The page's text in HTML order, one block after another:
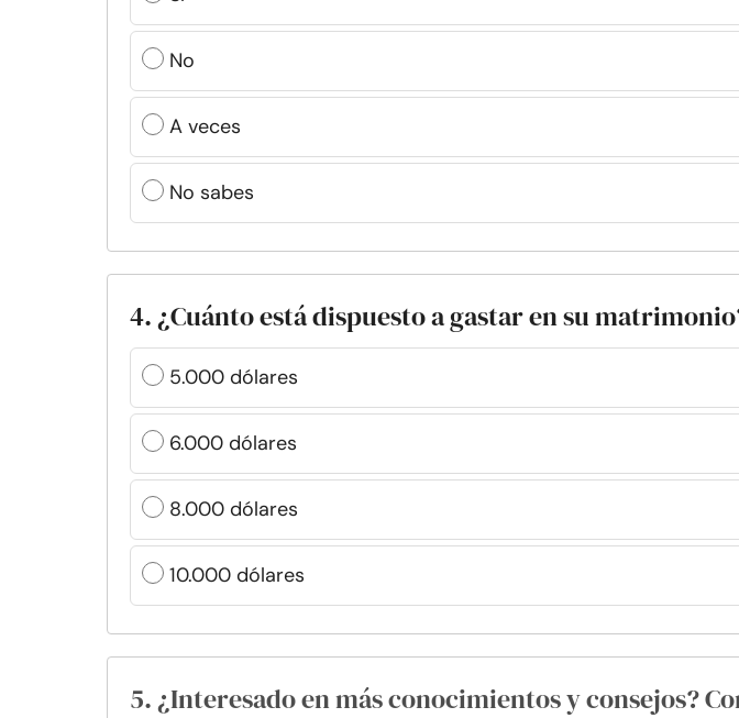
No
A veces
No sabes
4. ¿Cuánto está dispuesto a gastar en su
5.000 dólares
6.000 dólares
8.000 dólares
10.000 dólares
5. ¿Interesado en más conocimientos y consejos?